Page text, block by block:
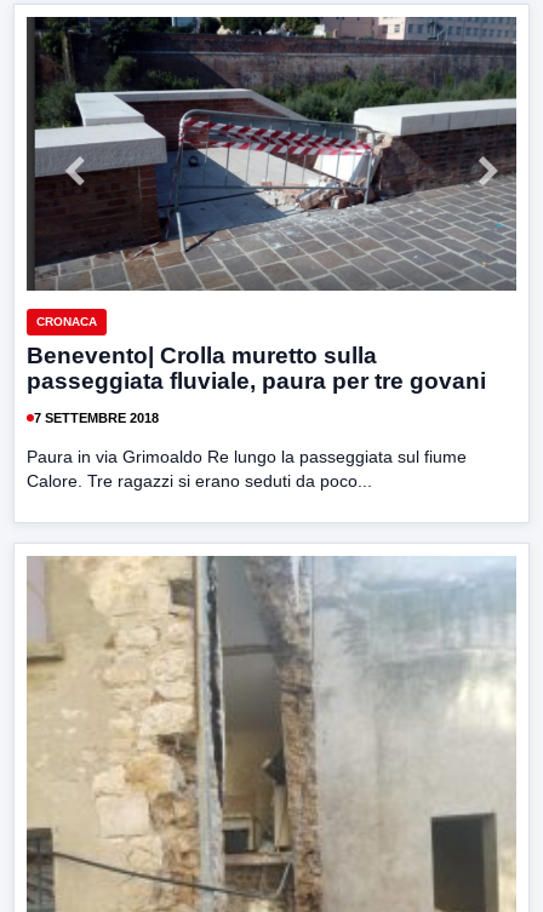
CRONACA
Benevento| Crolla muretto sulla
passeggiata fluviale, paura per tre govani
7 SETTEMBRE 2018
Paura in via Grimoaldo Re lungo la passeggiata sul fiume
Calore. Tre ragazzi si erano seduti da poco...